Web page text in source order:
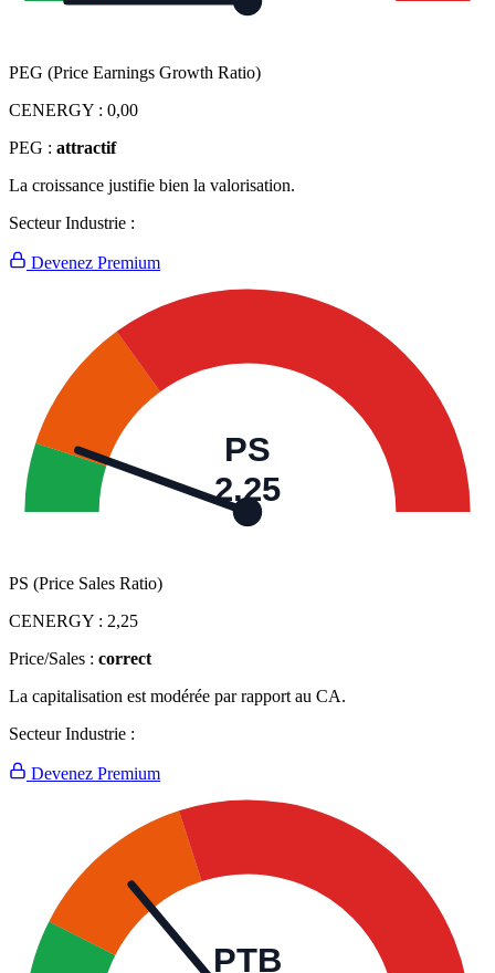
PEG (Price Earnings Growth Ratio)
CENERGY : 0,00
PEG : attractif
La croissance justifie bien la valorisation.
Secteur Industrie :
Devenez Premium
PS
2,25
PS (Price Sales Ratio)
CENERGY : 2,25
Price/Sales : correct
La capitalisation est modérée par rapport au CA.
Secteur Industrie :
Devenez Premium
PTB